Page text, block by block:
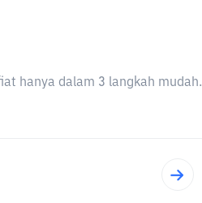
hanya dalam 3 langkah mudah.